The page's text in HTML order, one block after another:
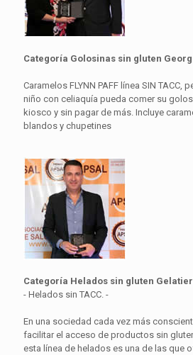
Categoría Golosinas sin gluten
Caramelos FLYNN PAFF línea SIN TACC,
niño con celiaquía pueda comer su
kiosco y sin pagar de más. Incluye
blandos y chupetines
Categoría Helados sin gluten
- Helados sin TACC. -
En una sociedad cada vez más
facilitar el acceso de productos sin
esta línea de helados es una de las que